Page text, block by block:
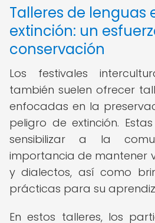
Talleres de lenguas
extinción: un
conservación
Los festivales
también suelen ofrecer
enfocadas en la
peligro de extinción.
sensibilizar a la
importancia de mantener
y dialectos, así como
prácticas para su
En estos talleres, los